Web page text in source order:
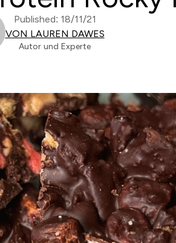
Published: 18/11/21
VON LAUREN DAWES
Autor und Experte